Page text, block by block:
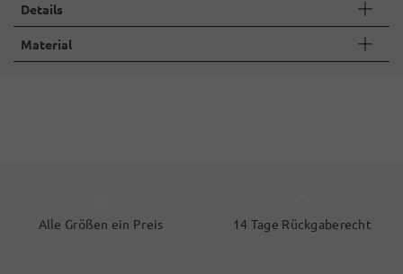
Details
Material
Alle Größen ein Preis 14 Tage Rückgaberecht